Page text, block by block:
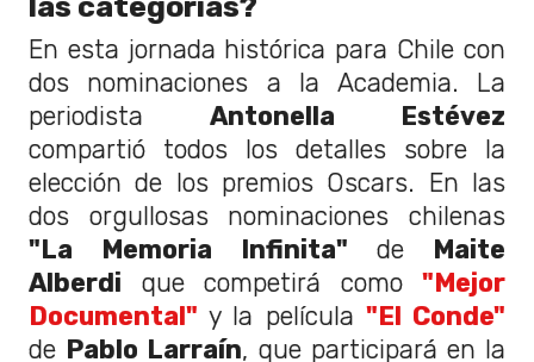
En esta jornada histórica para Chile con
dos nominaciones a la Academia. La
periodista Antonella Estévez
compartió todos los detalles sobre la
elección de los premios Oscars. En las
dos orgullosas nominaciones chilenas
"La Memoria Infinita" de Maite
Alberdi que competirá como "Mejor
Documental" y la película "El Conde"
de Pablo Larraín, que participará en la